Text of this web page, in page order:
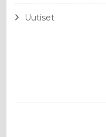
Uutiset